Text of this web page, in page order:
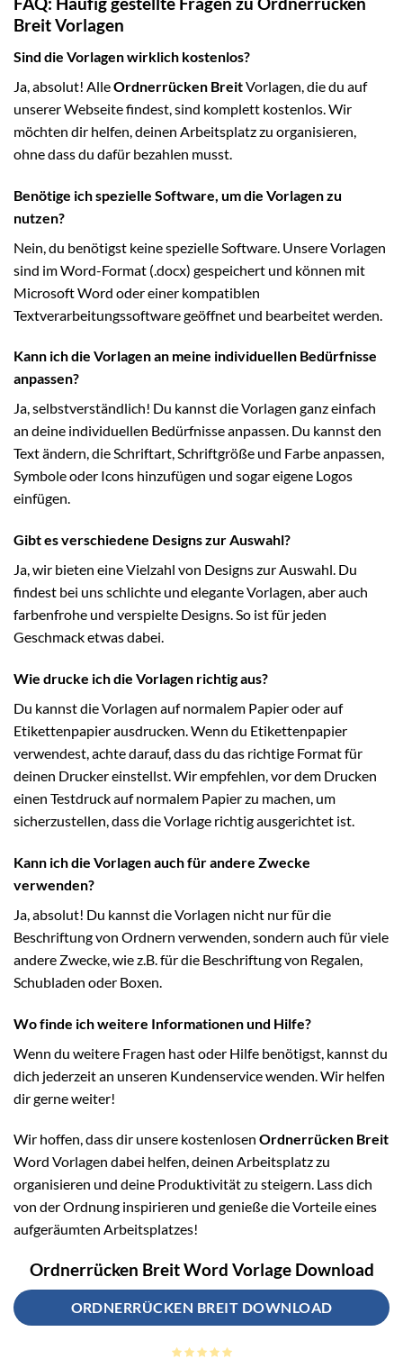
Breit Vorlagen
Sind die Vorlagen wirklich kostenlos?
Ja, absolut! AlleOrdnerrücken BreitVorlagen, die du auf
unserer Webseite findest, sind komplett kostenlos. Wir
möchten dir helfen, deinen Arbeitsplatz zu organisieren,
ohne dass du dafür bezahlen musst.
Benötige ich spezielle Software, um die Vorlagen zu
nutzen?
Nein, du benötigst keine spezielle Software. Unsere Vorlagen
sind im Word-Format (.docx) gespeichert und können mit
Microsoft Word oder einer kompatiblen
Textverarbeitungssoftware geöffnet und bearbeitet werden.
Kann ich die Vorlagen an meine individuellen Bedürfnisse
anpassen?
Ja, selbstverständlich! Du kannst die Vorlagen ganz einfach
an deine individuellen Bedürfnisse anpassen. Du kannst den
Text ändern, die Schriftart, Schriftgröße und Farbe anpassen,
Symbole oder Icons hinzufügen und sogar eigene Logos
einfügen.
Gibt es verschiedene Designs zur Auswahl?
Ja, wir bieten eine Vielzahl von Designs zur Auswahl. Du
findest bei uns schlichte und elegante Vorlagen, aber auch
farbenfrohe und verspielte Designs. So ist für jeden
Geschmack etwas dabei.
Wie drucke ich die Vorlagen richtig aus?
Du kannst die Vorlagen auf normalem Papier oder auf
Etikettenpapier ausdrucken. Wenn du Etikettenpapier
verwendest, achte darauf, dass du das richtige Format für
deinen Drucker einstellst. Wir empfehlen, vor dem Drucken
einen Testdruck auf normalem Papier zu machen, um
sicherzustellen, dass die Vorlage richtig ausgerichtet ist.
Kann ich die Vorlagen auch für andere Zwecke
verwenden?
Ja, absolut! Du kannst die Vorlagen nicht nur für die
Beschriftung von Ordnern verwenden, sondern auch für viele
andere Zwecke, wie z.B. für die Beschriftung von Regalen,
Schubladen oder Boxen.
Wo finde ich weitere Informationen und Hilfe?
Wenn du weitere Fragen hast oder Hilfe benötigst, kannst du
dich jederzeit an unseren Kundenservice wenden. Wir helfen
dir gerne weiter!
Wir hoffen, dass dir unsere kostenlosen Ordnerrücken Breit
Word Vorlagen dabei helfen, deinen Arbeitsplatz zu
organisieren und deine Produktivität zu steigern. Lass dich
von der Ordnung inspirieren und genieße die Vorteile eines
aufgeräumten Arbeitsplatzes!
Ordnerrücken Breit Word Vorlage Download
ORDNERRÜCKEN BREIT DOWNLOAD